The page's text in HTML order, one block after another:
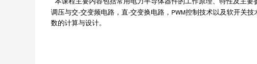
调压与交-交变频电路，直-交变换电路， PWM控制技术以及软开关技
数的计算与设计。